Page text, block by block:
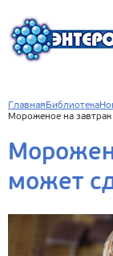
Главная Библиотека
Мороженое на
может